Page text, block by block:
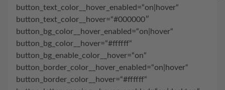
button_text_color__hover_enabled=“on|hover“
button_text_color__hover=“#000000″
button_bg_color__hover_enabled=“on|hover“
button_bg_color__hover=“#ffffff“
button_bg_enable_color__hover=“on“
button_border_color__hover_enabled=“on|hover“
button_border_color__hover=“#ffffff“